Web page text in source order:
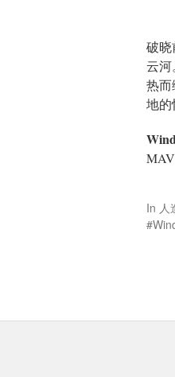
破晓
云河
热而
地的
In 人